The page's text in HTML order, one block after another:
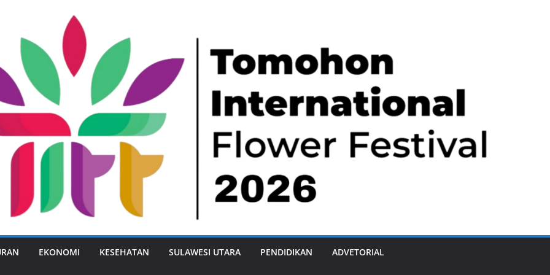
EKONOMI KESEHATAN SULAWESI UTARA PENDIDIKAN ADVETORIAL